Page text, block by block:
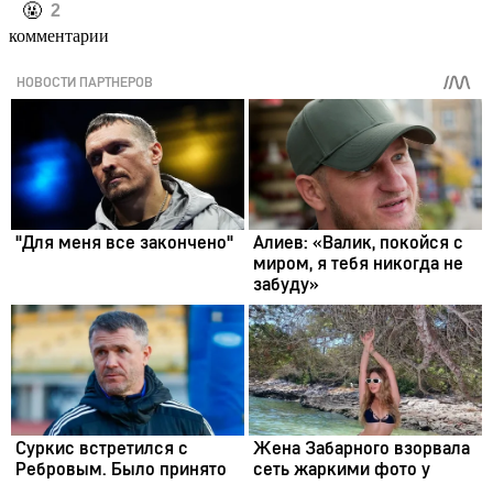
️🤬 2
комментарии